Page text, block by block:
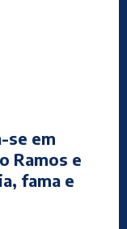
se em
Ramos e
fama e